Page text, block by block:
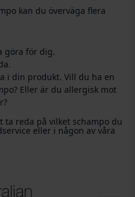
kan du överväga flera
göra för dig.
i din produkt. Vill du ha en
Eller är du allergisk mot
reda på vilket schampo du
eller i någon av våra